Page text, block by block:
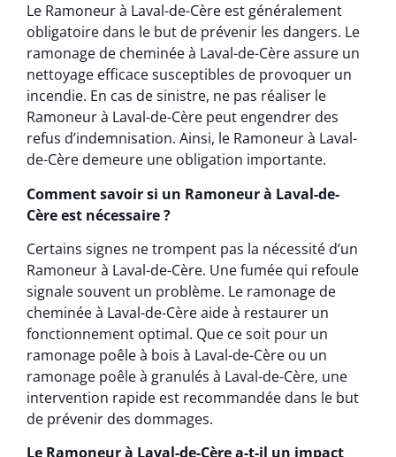
Le Ramoneur à Laval-de-Cère est généralement
obligatoire dans le but de prévenir les dangers. Le
ramonage de cheminée à Laval-de-Cère assure un
nettoyage efficace susceptibles de provoquer un
incendie. En cas de sinistre, ne pas réaliser le
Ramoneur à Laval-de-Cère peut engendrer des
refus d’indemnisation. Ainsi, le Ramoneur à Laval-
de-Cère demeure une obligation importante.
Comment savoir si un Ramoneur à Laval-de-
Cère est nécessaire ?
Certains signes ne trompent pas la nécessité d’un
Ramoneur à Laval-de-Cère. Une fumée qui refoule
signale souvent un problème. Le ramonage de
cheminée à Laval-de-Cère aide à restaurer un
fonctionnement optimal. Que ce soit pour un
ramonage poêle à bois à Laval-de-Cère ou un
ramonage poêle à granulés à Laval-de-Cère, une
intervention rapide est recommandée dans le but
de prévenir des dommages.
Le Ramoneur à Laval-de-Cère a-t-il un impact